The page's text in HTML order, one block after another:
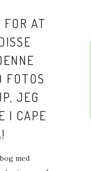
AT
FOTOS
JEG
I CAPE
med